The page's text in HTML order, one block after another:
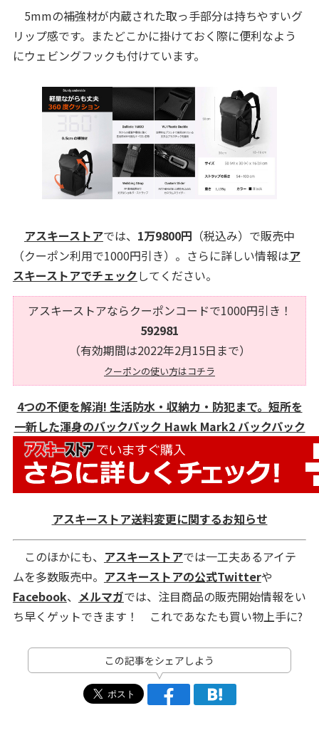
5mmの補強材が内蔵された取っ手部分は持ちやすいグ
リップ感です。またどこかに掛けておく際に便利なよう
にウェビングフックも付けています。
アスキーストアでは、 1万9800円 （税込み）で販売中
（クーポン利用で1000円引き）。さらに詳しい情報はア
スキーストアでチェックしてください。
アスキーストアならクーポンコードで1000円引き！
592981
（有効期間は2022年2月15日まで）
クーポンの使い方はコチラ
4つの不便を解消! 生活防水・収納力・防犯まで。短所を
一新した渾身のバックパック Hawk Mark2 バックパック
アスキーストア送料変更に関するお知らせ
このほかにも、 アスキーストアでは一工夫あるアイテ
ムを多数販売中。 アスキーストアの公式Twitterや
Facebook、 メルマガでは、注目商品の販売開始情報をい
ち早くゲットできます！ これであなたも買い物上手に?
この記事をシェアしよう